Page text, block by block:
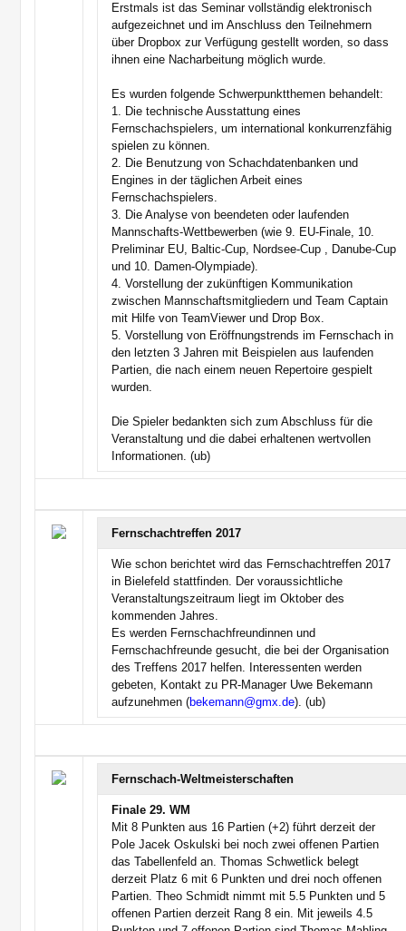
Erstmals ist das Seminar vollständig elektronisch
aufgezeichnet und im Anschluss den Teilnehmern
über Dropbox zur Verfügung gestellt worden, so dass
ihnen eine Nacharbeitung möglich wurde.
Es wurden folgende Schwerpunktthemen behandelt:
1. Die technische Ausstattung eines
Fernschachspielers, um international konkurrenzfähig
spielen zu können.
2. Die Benutzung von Schachdatenbanken und
Engines in der täglichen Arbeit eines
Fernschachspielers.
3. Die Analyse von beendeten oder laufenden
Mannschafts-Wettbewerben (wie 9. EU-Finale, 10.
Preliminar EU, Baltic-Cup, Nordsee-Cup , Danube-Cup
und 10. Damen-Olympiade).
4. Vorstellung der zukünftigen Kommunikation
zwischen Mannschaftsmitgliedern und Team Captain
mit Hilfe von TeamViewer und Drop Box.
5. Vorstellung von Eröffnungstrends im Fernschach in
den letzten 3 Jahren mit Beispielen aus laufenden
Partien, die nach einem neuen Repertoire gespielt
wurden.
Die Spieler bedankten sich zum Abschluss für die
Veranstaltung und die dabei erhaltenen wertvollen
Informationen. (ub)
Fernschachtreffen 2017
Wie schon berichtet wird das Fernschachtreffen 2017
in Bielefeld stattfinden. Der voraussichtliche
Veranstaltungszeitraum liegt im Oktober des
kommenden Jahres.
Es werden Fernschachfreundinnen und
Fernschachfreunde gesucht, die bei der Organisation
des Treffens 2017 helfen. Interessenten werden
gebeten, Kontakt zu PR-Manager Uwe Bekemann
aufzunehmen (bekemann@gmx.de). (ub)
Fernschach-Weltmeisterschaften
Finale 29. WM
Mit 8 Punkten aus 16 Partien (+2) führt derzeit der
Pole Jacek Oskulski bei noch zwei offenen Partien
das Tabellenfeld an. Thomas Schwetlick belegt
derzeit Platz 6 mit 6 Punkten und drei noch offenen
Partien. Theo Schmidt nimmt mit 5.5 Punkten und 5
offenen Partien derzeit Rang 8 ein. Mit jeweils 4.5